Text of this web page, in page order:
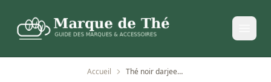
Accueil Thé noir darjeeling été 100 sachets Vahdam Teas